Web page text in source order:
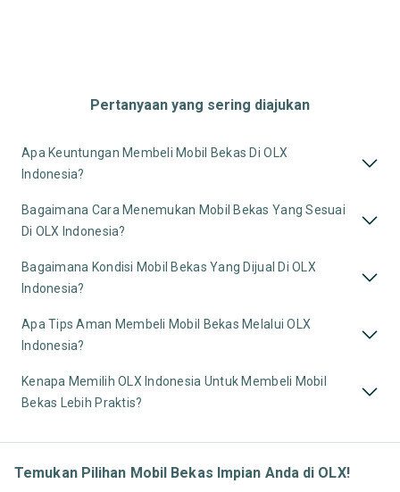
Pertanyaan yang sering diajukan
Apa Keuntungan Membeli Mobil Bekas Di OLX
Indonesia?
Bagaimana Cara Menemukan Mobil Bekas Yang Sesuai
Di OLX Indonesia?
Bagaimana Kondisi Mobil Bekas Yang Dijual Di OLX
Indonesia?
Apa Tips Aman Membeli Mobil Bekas Melalui OLX
Indonesia?
Kenapa Memilih OLX Indonesia Untuk Membeli Mobil
Bekas Lebih Praktis?
Temukan Pilihan Mobil Bekas Impian Anda di OLX!